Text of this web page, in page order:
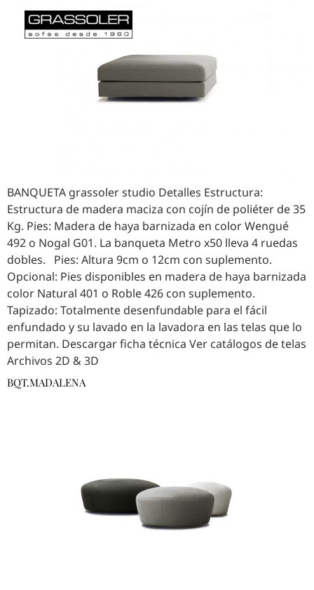
BANQUETA grassoler studio Detalles Estructura:
Estructura de madera maciza con cojín de poliéter de 35
Kg. Pies: Madera de haya barnizada en color Wengué
492 o Nogal G01. La banqueta Metro x50 lleva 4 ruedas
dobles. Pies: Altura 9cm o 12cm con suplemento.
Opcional: Pies disponibles en madera de haya barnizada
color Natural 401 o Roble 426 con suplemento.
Tapizado: Totalmente desenfundable para el fácil
enfundado y su lavado en la lavadora en las telas que lo
permitan. Descargar ficha técnica Ver catálogos de telas
Archivos 2D & 3D
BQT.MADALENA